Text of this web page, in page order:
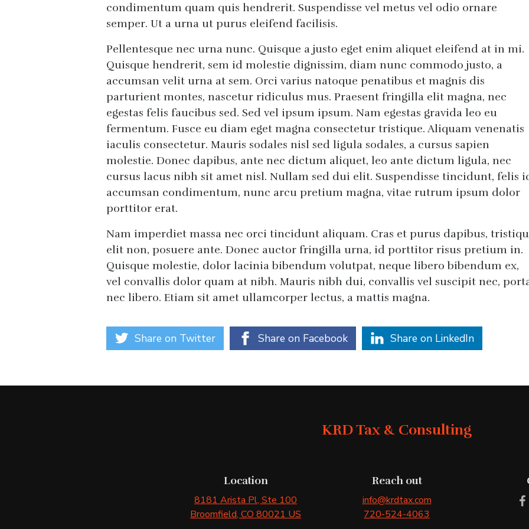
condimentum quam quis hendrerit. Suspendisse vel metus vel odio ornare
semper. Ut a urna ut purus eleifend facilisis.
Pellentesque nec urna nunc. Quisque a justo eget enim aliquet eleifend at in mi.
Quisque hendrerit, sem id molestie dignissim, diam nunc commodo justo, a
accumsan velit urna at sem. Orci varius natoque penatibus et magnis dis
parturient montes, nascetur ridiculus mus. Praesent fringilla elit magna, nec
egestas felis faucibus sed. Sed vel ipsum ipsum. Nam egestas gravida leo eu
fermentum. Fusce eu diam eget magna consectetur tristique. Aliquam venenatis
iaculis consectetur. Mauris sodales nisl sed ligula sodales, a cursus sapien
molestie. Donec dapibus, ante nec dictum aliquet, leo ante dictum ligula, nec
cursus lacus nibh sit amet nisl. Nullam sed dui elit. Suspendisse tincidunt, felis
accumsan condimentum, nunc arcu pretium magna, vitae rutrum ipsum dolor
porttitor erat.
Nam imperdiet massa nec orci tincidunt aliquam. Cras et purus dapibus,
elit non, posuere ante. Donec auctor fringilla urna, id porttitor risus pretium in.
Quisque molestie, dolor lacinia bibendum volutpat, neque libero bibendum ex,
vel convallis dolor quam at nibh. Mauris nibh dui, convallis vel suscipit nec,
nec libero. Etiam sit amet ullamcorper lectus, a mattis magna.
Share on Twitter Share on Facebook Share on LinkedIn
KRD Tax & Consulting
Location
8181 Arista Pl, Ste 100
Broomfield, CO 80021 US
Reach out
info@krdtax.com
720-524-4063